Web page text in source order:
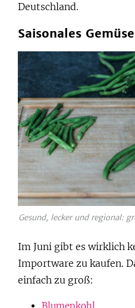
Deutschland.
Saisonales
Gesund, lecker und regional:
Im Juni gibt es wirklich
Importware zu kaufen.
einfach zu groß:
Blumenkohl